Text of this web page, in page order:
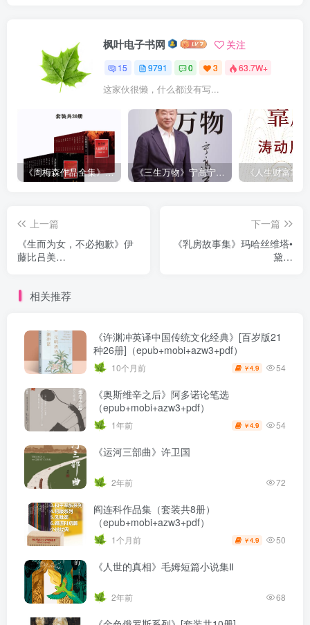
枫叶电子书网 关注
15 9791 0 3 63.7W+
这家伙很懒，什么都没有写...
《周梅森作品全集》[共30册] 《三生万物》宁高宁（epub+mobi+azw3+pdf）
上一篇
《生而为女，不必抱歉》伊
藤比吕美
下一篇
《乳房故事集》玛哈丝维塔•
黛维
相关推荐
《许渊冲英译中国传统文化经典》[百岁版21
种26册]（epub+mobi+azw3+pdf）
10个月前 ￥4.9 54
《奥斯维辛之后》阿多诺论笔选
（epub+mobi+azw3+pdf）
1年前 ￥4.9 54
《运河三部曲》许卫国
2年前 72
阎连科作品集（套装共8册）
（epub+mobi+azw3+pdf）
1个月前 ￥4.9 50
《人世的真相》毛姆短篇小说集Ⅱ
2年前 68